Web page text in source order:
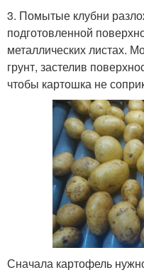
3. Помытые клубни
подготовленной
металлических листах.
грунт, застелив
чтобы картошка не
Сначала картофель